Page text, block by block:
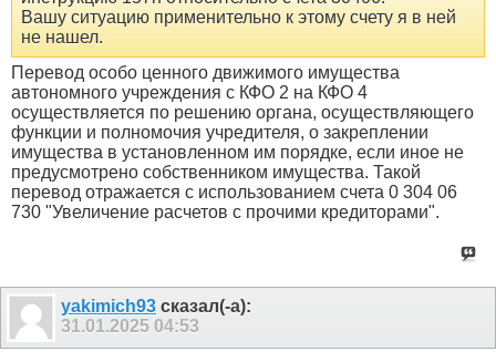
Вашу ситуацию применительно к этому счету я в ней
не нашел.
Перевод особо ценного движимого имущества
автономного учреждения с КФО 2 на КФО 4
осуществляется по решению органа, осуществляющего
функции и полномочия учредителя, о закреплении
имущества в установленном им порядке, если иное не
предусмотрено собственником имущества. Такой
перевод отражается с использованием счета 0 304 06
730 "Увеличение расчетов с прочими кредиторами".
yakimich93 сказал(-а):
31.01.2025 04:53